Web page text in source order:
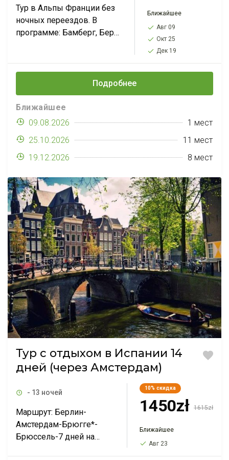
Тур в Альпы Франции без
ночных переездов. В
программе: Бамберг, Берн,
Монблан)-Страсбург-
Кольмар*. Действует
минимальная цена...
Ближайшее
Авг 09
Окт 25
Дек 19
Подробнее
Ближайшее
09.08.2026
1 мест
25.10.2026
11 мест
19.12.2026
8 мест
Тур с отдыхом в Испании 14
дней (через Амстердам)
- 13 ночей
Маршрут: Берлин-
Амстердам-Брюгге*-
Брюссель-7 дней на
10% скидка
1450zł 1615zł
Ближайшее
Авг 23